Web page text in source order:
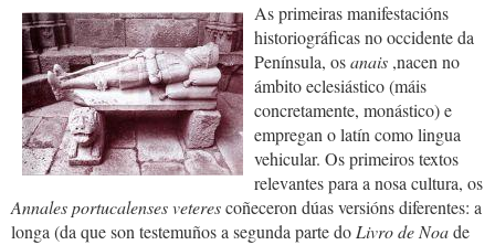
As primeiras manifestacións
historiográficas no occidente da
Península, osanais ,nacen no
ámbito eclesiástico (máis
concretamente, monástico) e
empregan o latín como lingua
vehicular. Os primeiros textos
relevantes para a nosa cultura, os
Annales portucalenses veterescoñeceron dúas versións diferentes: a
longa (da que son testemuños a segunda parte do Livro de Noade